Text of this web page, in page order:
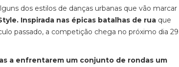
dos estilos de danças urbanas que vão marcar
Inspirada nas épicas batalhas de rua que
passado, a competição chega no próximo dia 29
a enfrentarem um conjunto de rondas um